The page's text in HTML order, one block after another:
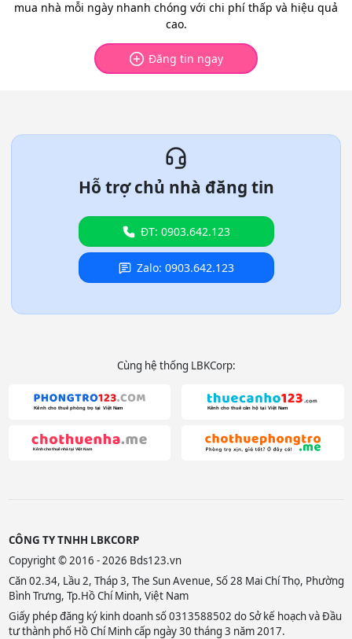
mua nhà mỗi ngày nhanh chóng với chi phí thấp và hiệu quả
cao.
Đăng tin ngay
Hỗ trợ chủ nhà đăng tin
ĐT: 0903.642.123
Zalo: 0903.642.123
Cùng hệ thống LBKCorp:
CÔNG TY TNHH LBKCORP
Copyright © 2016 - 2026 Bds123.vn
Căn 02.34, Lầu 2, Tháp 3, The Sun Avenue, Số 28 Mai Chí Thọ, Phường
Bình Trưng, Tp.Hồ Chí Minh, Việt Nam
Giấy phép đăng ký kinh doanh số 0313588502 do Sở kế hoạch và Đầu
tư thành phố Hồ Chí Minh cấp ngày 30 tháng 3 năm 2017.